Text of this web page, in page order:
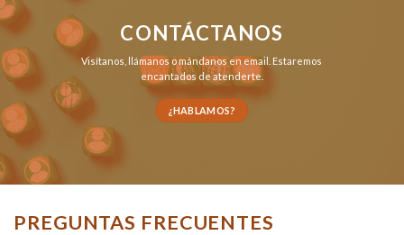
CONTÁCTANOS
Visítanos, llámanosomándanos en email . Estaremos
encantados de atenderte.
¿HABLAMOS?
PREGUNTAS FRECUENTES